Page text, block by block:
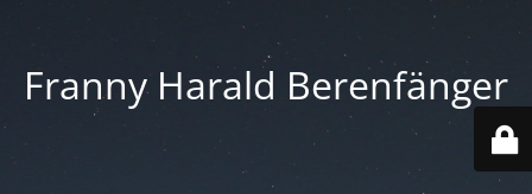
Franny Harald Berenfänger